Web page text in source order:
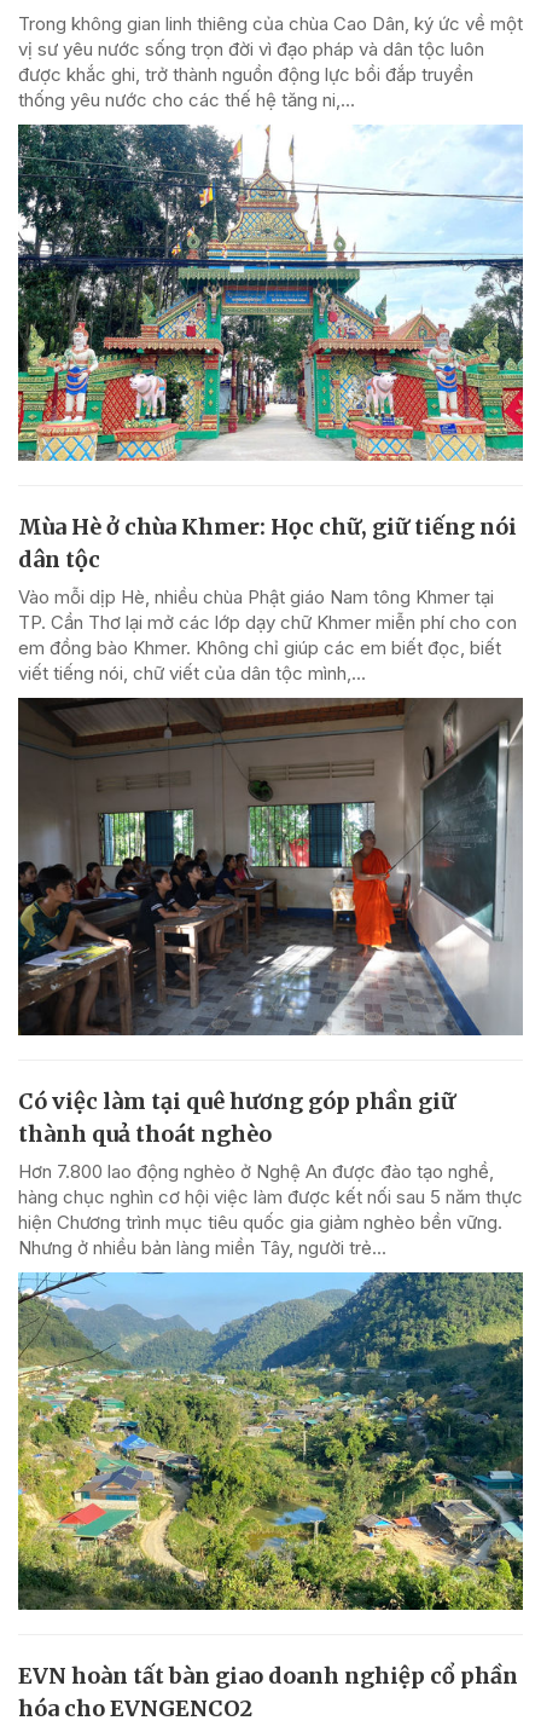
Trong không gian linh thiêng của chùa Cao Dân, ký ức về một
vị sư yêu nước sống trọn đời vì đạo pháp và dân tộc luôn
được khắc ghi, trở thành nguồn động lực bồi đắp truyền
thống yêu nước cho các thế hệ tăng ni,...
Mùa Hè ở chùa Khmer: Học chữ, giữ tiếng nói
dân tộc
Vào mỗi dịp Hè, nhiều chùa Phật giáo Nam tông Khmer tại
TP. Cần Thơ lại mở các lớp dạy chữ Khmer miễn phí cho con
em đồng bào Khmer. Không chỉ giúp các em biết đọc, biết
viết tiếng nói, chữ viết của dân tộc mình,...
Có việc làm tại quê hương góp phần giữ
thành quả thoát nghèo
Hơn 7.800 lao động nghèo ở Nghệ An được đào tạo nghề,
hàng chục nghìn cơ hội việc làm được kết nối sau 5 năm thực
hiện Chương trình mục tiêu quốc gia giảm nghèo bền vững.
Nhưng ở nhiều bản làng miền Tây, người trẻ...
EVN hoàn tất bàn giao doanh nghiệp cổ phần
hóa cho EVNGENCO2